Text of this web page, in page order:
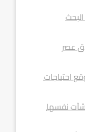
عصر
احتياجات
نفسها